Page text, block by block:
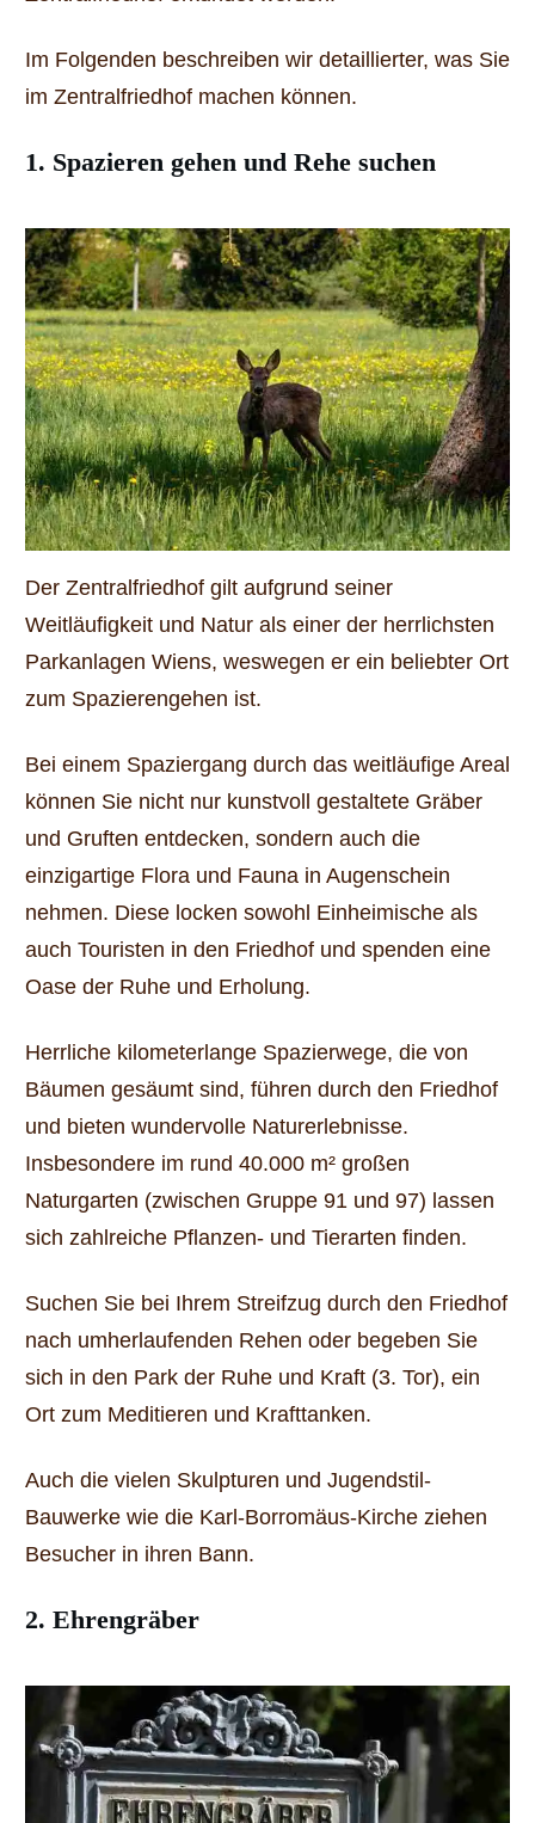
Im Folgenden beschreiben wir detaillierter, was Sie
im Zentralfriedhof machen können.
1. Spazieren gehen und Rehe suchen
Der Zentralfriedhof gilt aufgrund seiner
Weitläufigkeit und Natur als einer der herrlichsten
Parkanlagen Wiens, weswegen er ein beliebter Ort
zum Spazierengehen ist.
Bei einem Spaziergang durch das weitläufige Areal
können Sie nicht nur kunstvoll gestaltete Gräber
und Gruften entdecken, sondern auch die
einzigartige Flora und Fauna in Augenschein
nehmen. Diese locken sowohl Einheimische als
auch Touristen in den Friedhof und spenden eine
Oase der Ruhe und Erholung.
Herrliche kilometerlange Spazierwege, die von
Bäumen gesäumt sind, führen durch den Friedhof
und bieten wundervolle Naturerlebnisse.
Insbesondere im rund 40.000 m² großen
Naturgarten (zwischen Gruppe 91 und 97) lassen
sich zahlreiche Pflanzen- und Tierarten finden.
Suchen Sie bei Ihrem Streifzug durch den Friedhof
nach umherlaufenden Rehen oder begeben Sie
sich in den Park der Ruhe und Kraft (3. Tor), ein
Ort zum Meditieren und Krafttanken.
Auch die vielen Skulpturen und Jugendstil-
Bauwerke wie die Karl-Borromäus-Kirche ziehen
Besucher in ihren Bann.
2. Ehrengräber